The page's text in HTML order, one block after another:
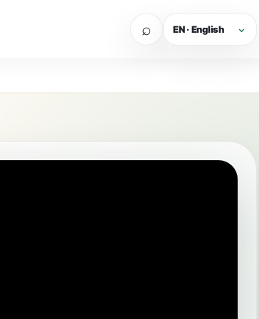
⌕ EN · English